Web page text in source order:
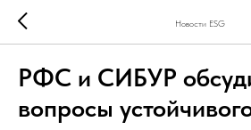
Новости ESG
РФС и СИБУР
вопросы